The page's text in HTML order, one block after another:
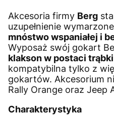
Akcesoria firmy Berg
uzupełnienie
mnóstwo wspaniałej i
Wyposaż swój gokart
klakson w postaci trąbki
kompatybilna tylko z
gokartów. Akcesorium
Rally Orange oraz Jeep
Charakterystyka